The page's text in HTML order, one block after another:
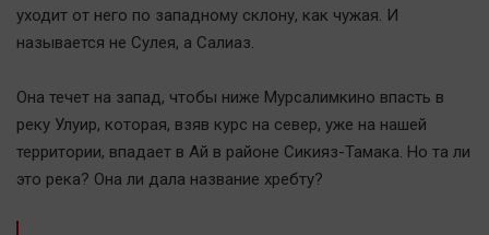
Новости компаний
Спецпроект
Статистика
Челябинск космический
уходит от него по западному склону, как чужая. И
называется не Сулея, а Салиаз.
Она течет на запад, чтобы ниже Мурсалимкино впасть в
реку Улуир, которая, взяв курс на север, уже на нашей
территории, впадает в Ай в районе Сикияз-Тамака. Но та ли
это река? Она ли дала название хребту?